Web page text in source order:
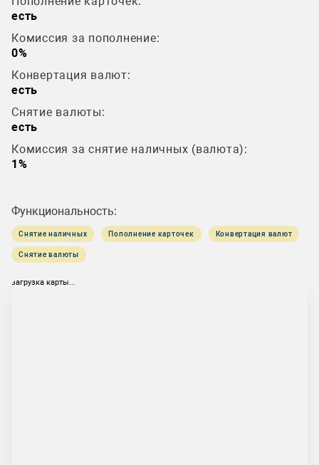
есть
Комиссия за пополнение:
0%
Конвертация валют:
есть
Снятие валюты:
есть
Комиссия за снятие наличных (валюта):
1%
Функциональность:
Снятие наличных Пополнение карточек Конвертация валют
Снятие валюты
загрузка карты...